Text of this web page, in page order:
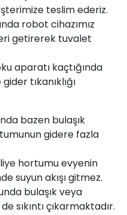
teslim ederiz.
robot cihazımız
getirerek tuvalet
aparatı kaçtığında
tıkanıklığı
bazen bulaşık
gidere fazla
hortumu evyenin
suyun akışı gitmez.
bulaşık veya
sıkıntı çıkarmaktadır.